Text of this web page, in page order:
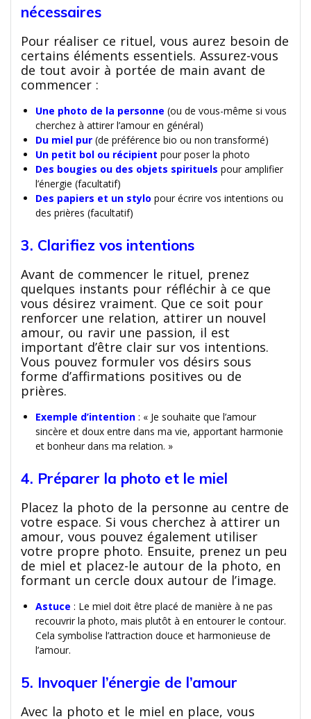
nécessaires
Pour réaliser ce rituel, vous aurez besoin de
certains éléments essentiels. Assurez-vous
de tout avoir à portée de main avant de
commencer :
Une photo de la personne (ou de vous-même si vous
cherchez à attirer l’amour en général)
Du miel pur (de préférence bio ou non transformé)
Un petit bol ou récipient pour poser la photo
Des bougies ou des objets spirituels pour amplifier
l’énergie (facultatif)
Des papiers et un stylo pour écrire vos intentions ou
des prières (facultatif)
3. Clarifiez vos intentions
Avant de commencer le rituel, prenez
quelques instants pour réfléchir à ce que
vous désirez vraiment. Que ce soit pour
renforcer une relation, attirer un nouvel
amour, ou ravir une passion, il est
important d’être clair sur vos intentions.
Vous pouvez formuler vos désirs sous
forme d’affirmations positives ou de
prières.
Exemple d’intention : « Je souhaite que l’amour
sincère et doux entre dans ma vie, apportant harmonie
et bonheur dans ma relation. »
4. Préparer la photo et le miel
Placez la photo de la personne au centre de
votre espace. Si vous cherchez à attirer un
amour, vous pouvez également utiliser
votre propre photo. Ensuite, prenez un peu
de miel et placez-le autour de la photo, en
formant un cercle doux autour de l’image.
Astuce : Le miel doit être placé de manière à ne pas
recouvrir la photo, mais plutôt à en entourer le contour.
Cela symbolise l’attraction douce et harmonieuse de
l’amour.
5. Invoquer l’énergie de l’amour
Avec la photo et le miel en place, vous